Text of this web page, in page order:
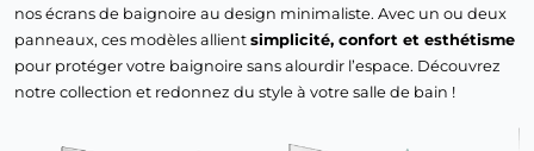
nos écrans de baignoire au design minimaliste. Avec un ou deux
panneaux, ces modèles allient simplicité, confort et esthétisme
pour protéger votre baignoire sans alourdir l’espace. Découvrez
notre collection et redonnez du style à votre salle de bain !